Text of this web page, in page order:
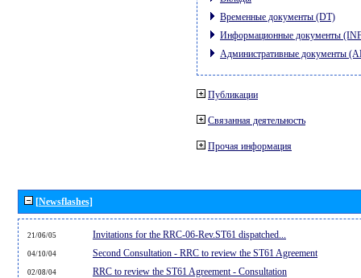
Временные документы (DT)
Информационные документы
Административные документы
Публикации
Связанная деятельность
Прочая информация
[Newsflashes]
21/06/05 Invitations for the RRC-06-Rev.ST61 dispatched...
04/10/04 Second Consultation - RRC to review the ST61 Agreement
02/08/04 RRC to review the ST61 Agreement - Consultation